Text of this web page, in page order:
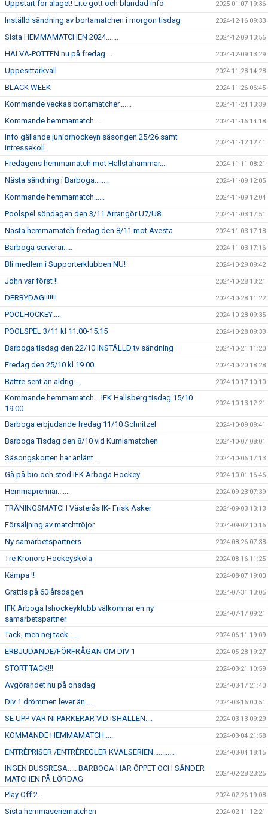
Uppstart för alaget! Lite gott och blandad info 2025-01-07 19:36
Inställd sändning av bortamatchen i morgon tisdag 2024-12-16 09:33
Sista HEMMAMATCHEN 2024....... 2024-12-09 13:56
HALVA-POTTEN nu på fredag.... 2024-12-09 13:29
Uppesittarkväll 2024-11-28 14:28
BLACK WEEK 2024-11-26 06:45
Kommande veckas bortamatcher....... 2024-11-24 13:39
Kommande hemmamatch.... 2024-11-16 14:18
Info gällande juniorhockeyn säsongen 25/26 samt
intressekoll
2024-11-12 12:41
Fredagens hemmamatch mot Hallstahammar.... 2024-11-11 08:21
Nästa sändning i Barboga........ 2024-11-09 12:05
Kommande hemmamatch...... 2024-11-09 12:04
Poolspel söndagen den 3/11 Arrangör U7/U8 2024-11-03 17:51
Nästa hemmamatch fredag den 8/11 mot Avesta 2024-11-03 17:18
Barboga serverar..... 2024-11-03 17:16
Bli medlem i Supporterklubben NU! 2024-10-29 09:42
John var först !! 2024-10-28 13:21
DERBYDAG!!!!!!! 2024-10-28 11:22
POOLHOCKEY..... 2024-10-28 09:35
POOLSPEL 3/11 kl 11:00-15:15 2024-10-28 09:33
Barboga tisdag den 22/10 INSTÄLLD tv sändning 2024-10-21 11:20
Fredag den 25/10 kl 19.00 2024-10-20 18:28
Bättre sent än aldrig... 2024-10-17 10:10
Kommande hemmamatch... IFK Hallsberg tisdag 15/10
19.00
2024-10-13 12:21
Barboga erbjudande fredag 11/10 Schnitzel 2024-10-09 09:41
Barboga Tisdag den 8/10 vid Kumlamatchen 2024-10-07 08:01
Säsongskorten har anlänt... 2024-10-06 17:13
Gå på bio och stöd IFK Arboga Hockey 2024-10-01 16:46
Hemmapremiär....... 2024-09-23 07:39
TRÄNINGSMATCH Västerås IK- Frisk Asker 2024-09-03 13:13
Försäljning av matchtröjor 2024-09-02 10:16
Ny samarbetspartners 2024-08-26 07:38
Tre Kronors Hockeyskola 2024-08-16 11:25
Kämpa !! 2024-08-07 19:00
Grattis på 60 årsdagen 2024-07-31 13:05
IFK Arboga Ishockeyklubb välkomnar en ny
samarbetspartner
2024-07-17 09:21
Tack, men nej tack...... 2024-06-11 19:09
ERBJUDANDE/FÖRFRÅGAN OM DIV 1 2024-05-28 19:27
STORT TACK!!! 2024-03-21 10:59
Avgörandet nu på onsdag 2024-03-17 21:40
Div 1 drömmen lever än..... 2024-03-16 00:51
SE UPP VAR NI PARKERAR VID ISHALLEN.... 2024-03-13 09:29
KOMMANDE HEMMAMATCH..... 2024-03-04 21:58
ENTRÈPRISER /ENTRÈREGLER KVALSERIEN............ 2024-03-04 18:15
INGEN BUSSRESA..... BARBOGA HAR ÖPPET OCH SÄNDER
MATCHEN PÅ LÖRDAG
2024-02-28 23:25
Play Off 2... 2024-02-26 19:08
Sista hemmaseriematchen 2024-02-11 12:21